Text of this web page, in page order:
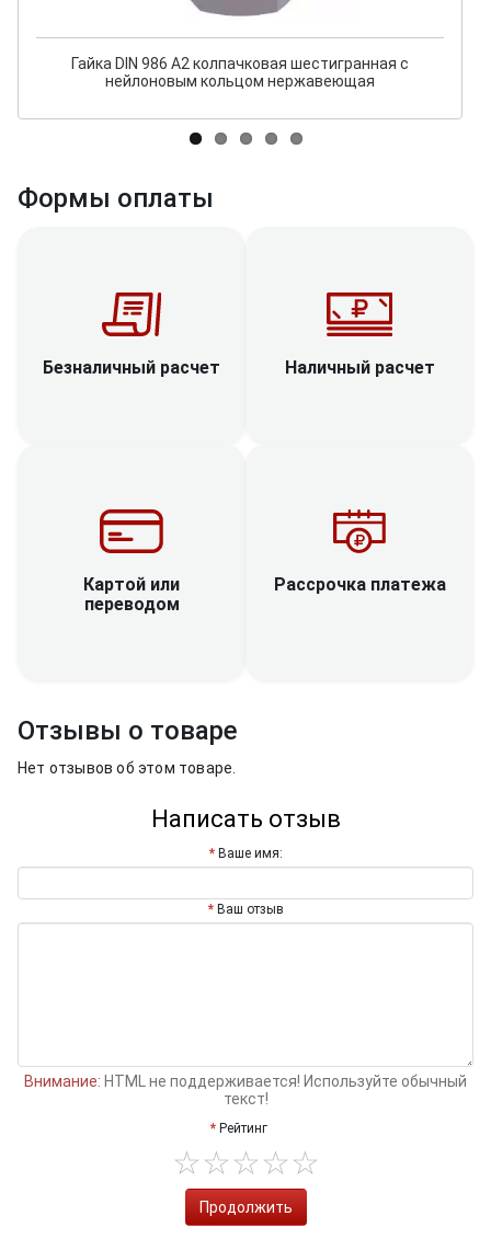
Гайка DIN 986 А2 колпачковая шестигранная с
нейлоновым кольцом нержавеющая
Формы оплаты
Безналичный расчет Наличный расчет
Картой или
переводом
Рассрочка платежа
Отзывы о товаре
Нет отзывов об этом товаре.
Написать отзыв
Ваше имя:
Ваш отзыв
Внимание: HTML не поддерживается! Используйте обычный
текст!
Рейтинг
Продолжить